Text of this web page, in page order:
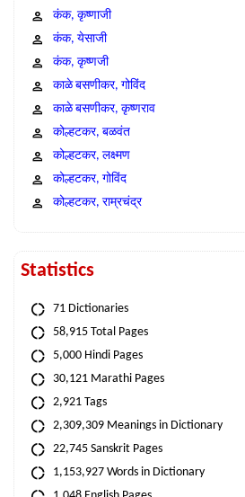
कंक, कृष्णाजी
कंक, येसाजी
कंक, कृष्णजी
काळे बसणीकर, गोविंद
काळे बसणीकर, कृष्णराव
कोल्हटकर, बळवंत
कोल्हटकर, लक्ष्मण
कोल्हटकर, गोविंद
कोल्हटकर, राम्रचंद्र
Statistics
71 Dictionaries
58,915 Total Pages
5,000 Hindi Pages
30,121 Marathi Pages
2,921 Tags
2,309,309 Meanings in Dictionary
22,745 Sanskrit Pages
1,153,927 Words in Dictionary